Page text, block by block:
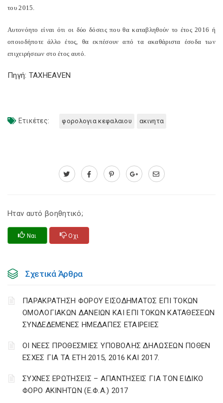
του 2015.
Αυτονόητο είναι ότι οι δύο δόσεις που θα καταβληθούν το έτος 2016 ή
οποιοδήποτε άλλο έτος, θα εκπέσουν από τα ακαθάριστα έσοδα των
επιχειρήσεων στο έτος αυτό.
Πηγή: TAXHEAVEN
Ετικέτες: φορολογια κεφαλαιου ακινητα
Ηταν αυτό βοηθητικό;
Ναι Οχι
Σχετικά Άρθρα
ΠΑΡΑΚΡΑΤΗΣΗ ΦΟΡΟΥ ΕΙΣΟΔΗΜΑΤΟΣ ΕΠΙ ΤΟΚΩΝ
ΟΜΟΛΟΓΙΑΚΩΝ ΔΑΝΕΙΩΝ ΚΑΙ ΕΠΙ ΤΟΚΩΝ ΚΑΤΑΘΕΣΕΩΝ
ΣΥΝΔΕΔΕΜΕΝΕΣ ΗΜΕΔΑΠΕΣ ΕΤΑΙΡΕΙΕΣ
ΟΙ ΝΕΕΣ ΠΡΟΘΕΣΜΙΕΣ ΥΠΟΒΟΛΗΣ ΔΗΛΩΣΕΩΝ ΠΟΘΕΝ
ΕΣΧΕΣ ΓΙΑ ΤΑ ΕΤΗ 2015, 2016 ΚΑΙ 2017.
ΣΥΧΝΕΣ ΕΡΩΤΗΣΕΙΣ – ΑΠΑΝΤΗΣΕΙΣ ΓΙΑ ΤΟΝ ΕΙΔΙΚΟ
ΦΟΡΟ ΑΚΙΝΗΤΩΝ (Ε.Φ.Α.) 2017